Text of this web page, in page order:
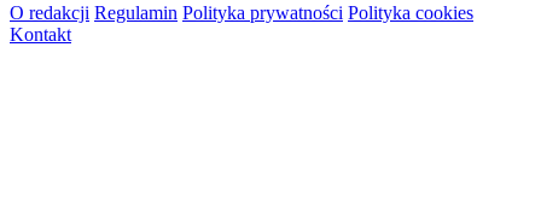
O redakcji Regulamin Polityka prywatności Polityka cookies
Kontakt